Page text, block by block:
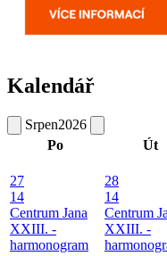
Kalendář
Srpen2026
Po
Út
27
14
Centrum Jana
XXIII. -
harmonogram
28
14
Centrum
XXIII. -